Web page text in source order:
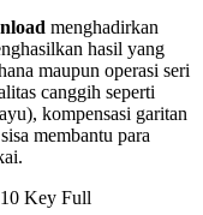
menghadirkan
hasil yang
maupun operasi seri
canggih seperti
kompensasi garitan
membantu para